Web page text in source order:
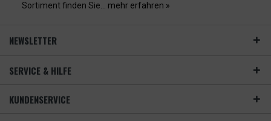
Sortiment finden Sie... mehr erfahren »
NEWSLETTER
SERVICE & HILFE
KUNDENSERVICE